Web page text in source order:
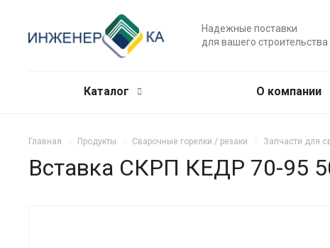
Надежные поставки
для вашего строительства
Каталог О компании
Главная Продукты Сварочные горелки / резаки Запчасти для
Вставка СКРП КЕДР 70-95